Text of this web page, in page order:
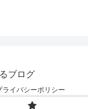
ブログ
ライバシーポリシー
るブログ.